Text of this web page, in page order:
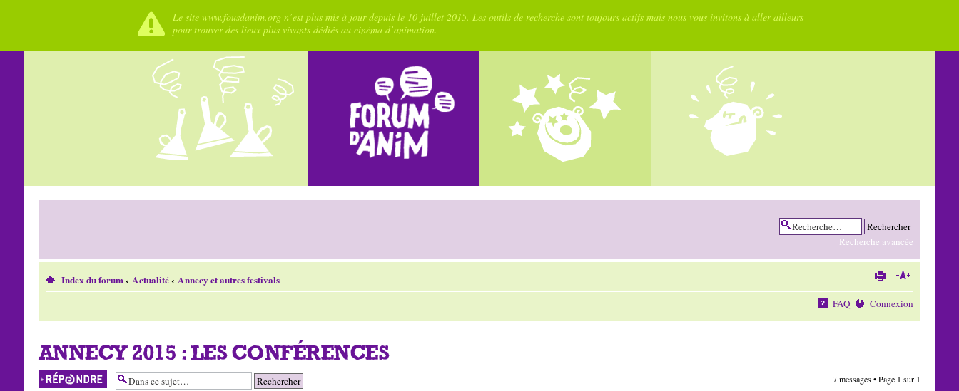
Le site www.fousdanim.org n’est plus mis à jour depuis le 10 juillet 2015. Les outils de recherche sont toujours actifs mais nous vous invitons à allerailleurs
pour trouver des lieux plus vivants dédiés au cinéma d’animation.
Recherche avancée
Index du forum‹ Actualité‹ Annecy et autres festivals
FAQ Connexion
ANNECY 2015 : LES CONFÉRENCES
Répondre 7 messages • Page 1 sur 1